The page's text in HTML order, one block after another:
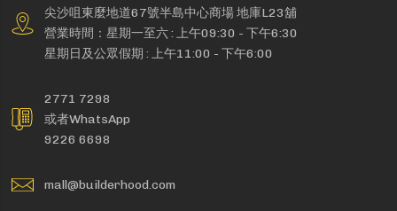
尖沙咀東麼地道67號半島中心商場 地庫L23舖
營業時間：星期一至六 : 上午09:30 - 下午6:30
星期日及公眾假期 : 上午11:00 - 下午6:00
2771 7298
或者WhatsApp
9226 6698
mall@builderhood.com